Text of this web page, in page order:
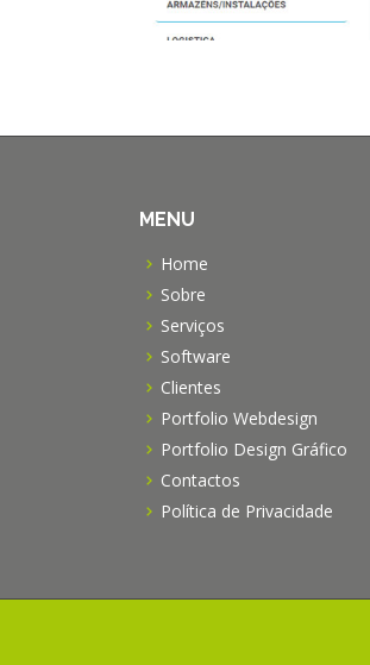
MENU
Home
Sobre
Serviços
Software
Clientes
Portfolio Webdesign
Portfolio Design Gráfico
Contactos
Política de Privacidade